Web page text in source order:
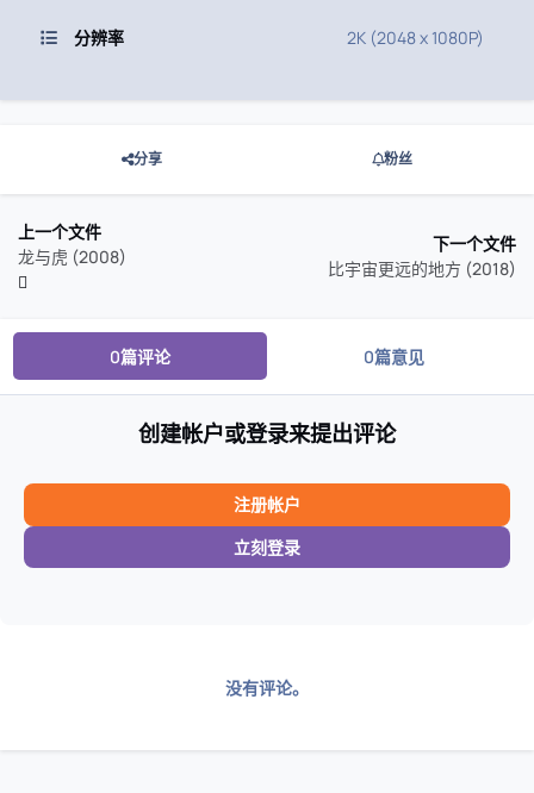
分辨率 2K (2048 x 1080P)
分享 粉丝
上一个文件
龙与虎 (2008)
下一个文件
比宇宙更远的地方 (2018)
0篇评论 0篇意见
创建帐户或登录来提出评论
注册帐户
立刻登录
没有评论。